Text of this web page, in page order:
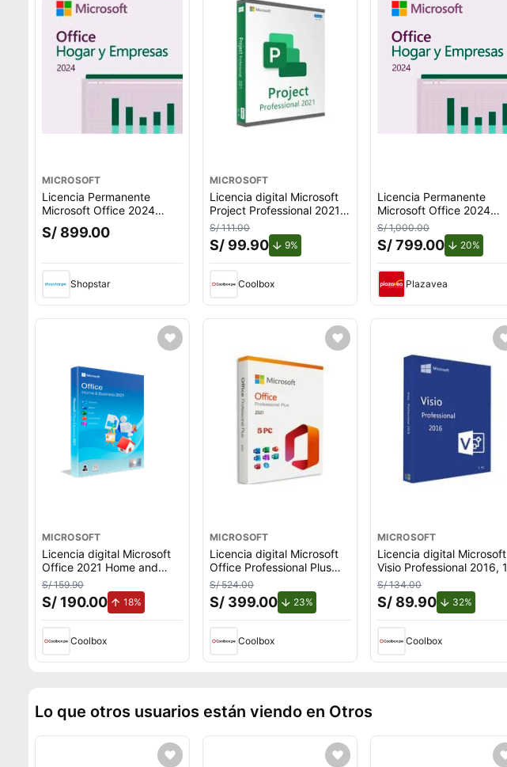
MICROSOFT
Licencia Permanente
Microsoft Office 2024
Home & Business
S/ 899.00
Shopstar
MICROSOFT
Licencia digital Microsoft
Project Professional 2021,
1 PC, permanente,
instalación directa,
software para gestión
avanzada de proyectos
S/ 111.00
S/ 99.90 9%
Coolbox
Licencia Permanente
Microsoft Office 2024
Home & Business
S/ 1,000.00
S/ 799.00 20%
Plazavea
MICROSOFT
Licencia digital Microsoft
Office 2021 Home and
Business, 1 dispositivo,
compatible con macOS,
duración permanente
S/ 159.90
S/ 190.00 18%
Coolbox
MICROSOFT
Licencia digital Microsoft
Office Professional Plus
2021, 5 PC, permanente,
incluye Word, Excel,
PowerPoint, Outlook,
activación oficial
S/ 524.00
S/ 399.00 23%
Coolbox
MICROSOFT
Licencia digital Microsoft
Visio Professional 2016, 1
PC, permanente,
instalación directa,
software para diagramas
técnicos y procesos
visuales
S/ 134.00
S/ 89.90 32%
Coolbox
Lo que otros usuarios están viendo en Otros